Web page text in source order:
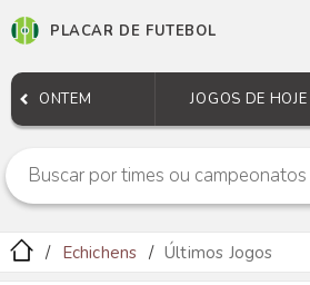
PLACAR DE FUTEBOL
ONTEM JOGOS DE HOJE
Echichens Últimos Jogos